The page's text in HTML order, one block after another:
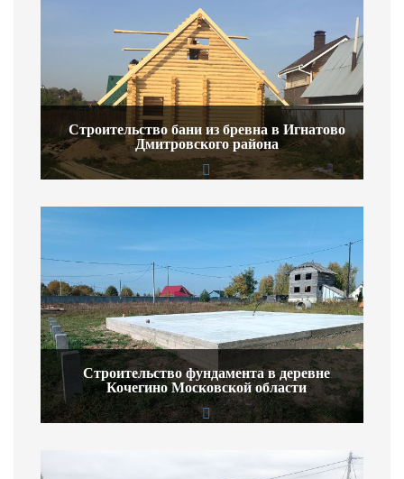
Строительство бани из бревна в Игнатово
Дмитровского района
Строительство фундамента в деревне
Кочегино Московской области